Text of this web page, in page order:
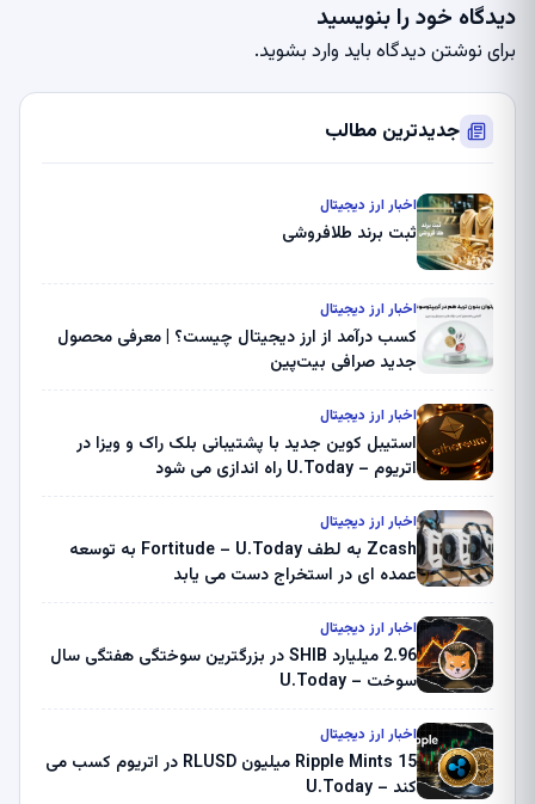
دیدگاه خود را بنویسید
برای نوشتن دیدگاه باید وارد بشوید.
جدیدترین مطالب
اخبار ارز دیجیتال
ثبت برند طلافروشی
اخبار ارز دیجیتال
کسب درآمد از ارز دیجیتال چیست؟ | معرفی محصول
جدید صرافی بیت‌پین
اخبار ارز دیجیتال
استیبل کوین جدید با پشتیبانی بلک راک و ویزا در
اتریوم – U.Today راه اندازی می شود
اخبار ارز دیجیتال
Zcash به لطف Fortitude – U.Today به توسعه
عمده ای در استخراج دست می یابد
اخبار ارز دیجیتال
2.96 میلیارد SHIB در بزرگترین سوختگی هفتگی سال
سوخت – U.Today
اخبار ارز دیجیتال
Ripple Mints 15 میلیون RLUSD در اتریوم کسب می
کند – U.Today